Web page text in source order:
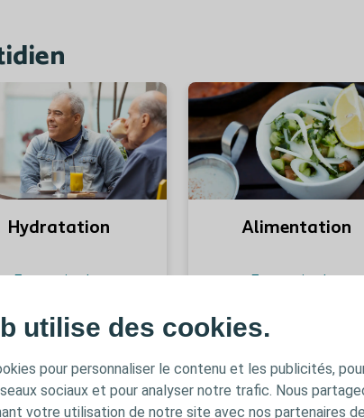
utilise des cookies.
pour personnaliser le contenu et les publicités,
sociaux et pour analyser notre trafic. Nous
votre utilisation de notre site avec nos partenaires
En savoir plus
Hydratation
En savoir plus
Alimentation
En savoir plus